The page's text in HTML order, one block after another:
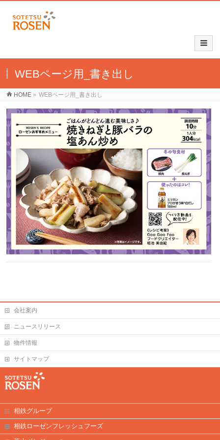
WEBページ用_書き出し
HOME » WEBページ用_書き出し
会社案内
ニュースリリース
物件情報
サイトマップ
相鉄グループ
相鉄ローゼンフレッシュフーズ